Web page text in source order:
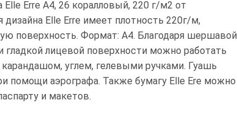
Elle Erre A4, 26 коралловый, 220 г/м2 от
дизайна Elle Erre имеет плотность 220г/м,
поверхность. Формат: А4. Благодаря шершавой
гладкой лицевой поверхности можно работать
углем, гелевыми ручками. Гуашь
помощи аэрографа. Также бумагу Elle Ere можно
и макетов.